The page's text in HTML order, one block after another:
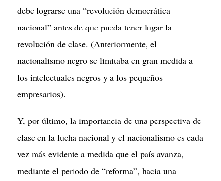
debe lograrse una “revolución democrática
nacional” antes de que pueda tener lugar la
revolución de clase. (Anteriormente, el
nacionalismo negro se limitaba en gran medida a
los intelectuales negros y a los pequeños
empresarios).
Y, por último, la importancia de una perspectiva de
clase en la lucha nacional y el nacionalismo es cada
vez más evidente a medida que el país avanza,
mediante el periodo de “reforma”, hacia una